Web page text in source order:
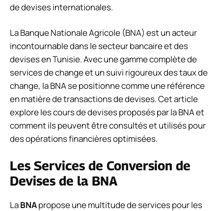
de devises internationales.
La Banque Nationale Agricole (BNA) est un acteur
incontournable dans le secteur bancaire et des
devises en Tunisie. Avec une gamme complète de
services de change et un suivi rigoureux des taux de
change, la BNA se positionne comme une référence
en matière de transactions de devises. Cet article
explore les cours de devises proposés par la BNA et
comment ils peuvent être consultés et utilisés pour
des opérations financières optimisées.
Les Services de Conversion de
Devises de la BNA
LaBNApropose une multitude de services pour les